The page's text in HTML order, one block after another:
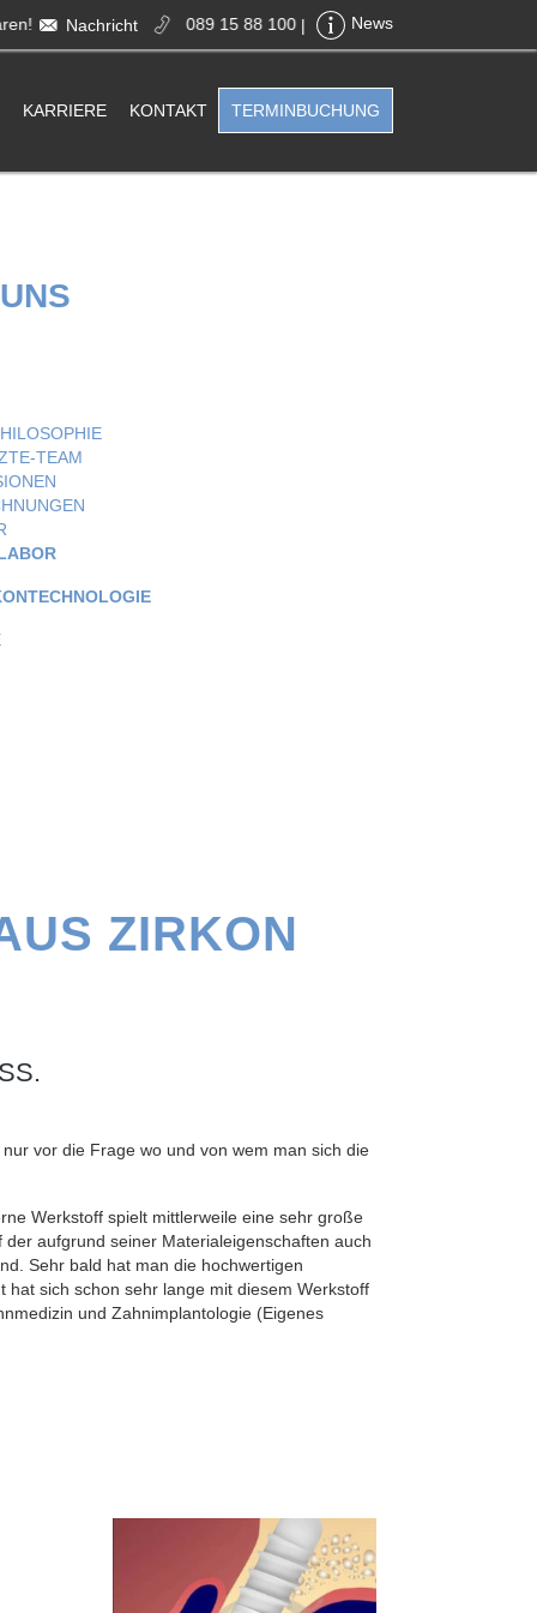
Nachricht 089 15 88 100 | News
KARRIERE KONTAKT TERMINBUCHUNG
TEAM
ZIRKON
vor die Frage wo und von wem man sich die
Werkstoff spielt mittlerweile eine sehr große
der aufgrund seiner Materialeigenschaften auch
Sehr bald hat man die hochwertigen
sich schon sehr lange mit diesem Werkstoff
und Zahnimplantologie (Eigenes